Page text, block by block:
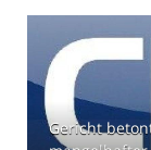
Gericht